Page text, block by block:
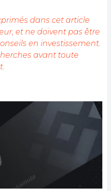
de faire connaître un
rien de mieux que de
et décontractés à la
dans cet article
et ne doivent pas être
en investissement.
avant toute